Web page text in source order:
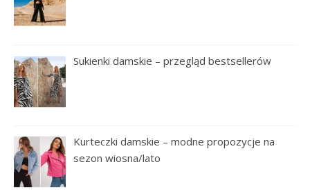
Sukienki damskie – przegląd bestsellerów
Kurteczki damskie – modne propozycje na
sezon wiosna/lato